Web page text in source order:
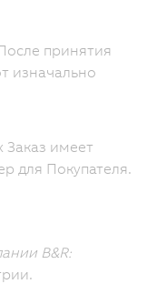
принятия
изначально
Заказ имеет
для Покупателя.
B&R: